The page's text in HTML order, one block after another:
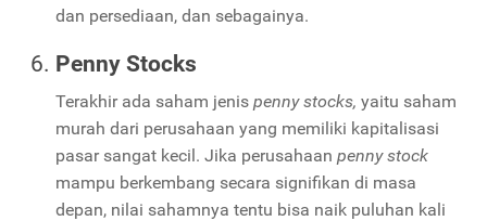
dan persediaan, dan sebagainya.
Penny Stocks
Terakhir ada saham jenis penny stocks, yaitu saham
murah dari perusahaan yang memiliki kapitalisasi
pasar sangat kecil. Jika perusahaan penny stock
mampu berkembang secara signifikan di masa
depan, nilai sahamnya tentu bisa naik puluhan kali